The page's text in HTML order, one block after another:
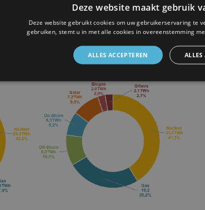
Deze website maakt gebruik
Deze website gebruikt cookies om uw gebruikerservaring te
gebruiken, stemt u in met alle cookies in overeenstemming
ALLES ACCEPTEREN ALLES